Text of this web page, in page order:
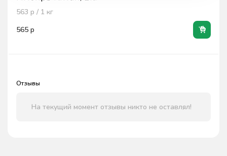
563 р / 1 кг
565 р
Отзывы
На текущий момент отзывы никто не оставлял!